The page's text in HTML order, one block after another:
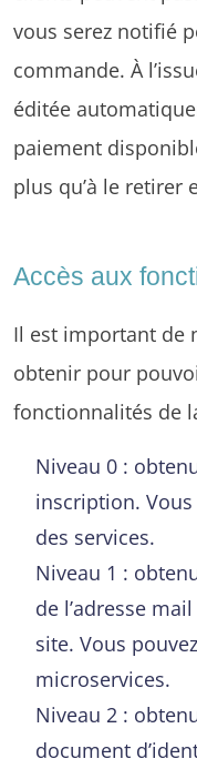
vous serez notifié
commande. À
éditée
paiement
plus qu’à le retirer
Accès aux
Il est important de
obtenir pour
fonctionnalités de
Niveau 0 :
inscription.
des services.
Niveau 1 :
de l’adresse
site. Vous
microservices.
Niveau 2 :
document